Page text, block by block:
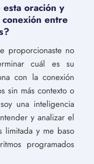
oración y
entre
proporcionaste no
cuál es su
con la conexión
sin más contexto o
una inteligencia
y analizar el
limitada y me baso
programados